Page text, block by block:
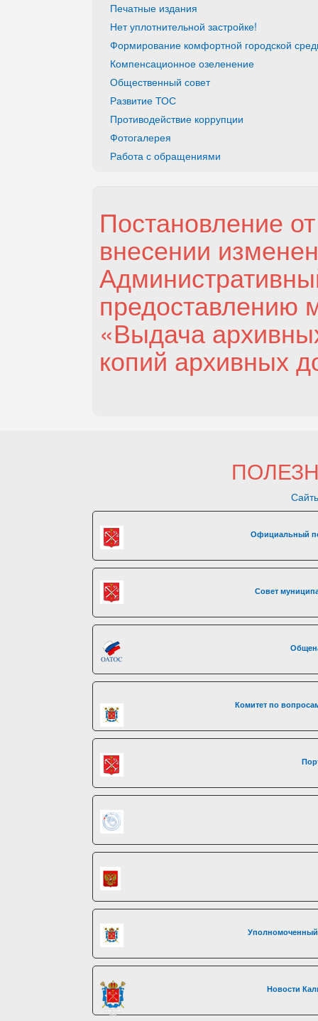
Печатные издания
Нет уплотнительной застройке!
Формирование комфортной городской
Компенсационное озеленение
Общественный совет
Развитие ТОС
Противодействие коррупции
Фотогалерея
Работа с обращениями
Постановление
внесении
предоставлению
«Выдача
копий архивных
Официальный
Совет
Комитет по
Уполномоченный
Новости